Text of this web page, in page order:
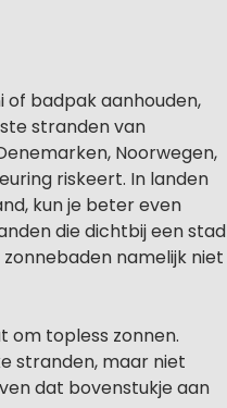
badpak aanhouden,
stranden van
Noorwegen,
riskeert. In landen
kun je beter even
die dichtbij een stad
namelijk niet
om topless zonnen.
stranden, maar niet
dat bovenstukje aan